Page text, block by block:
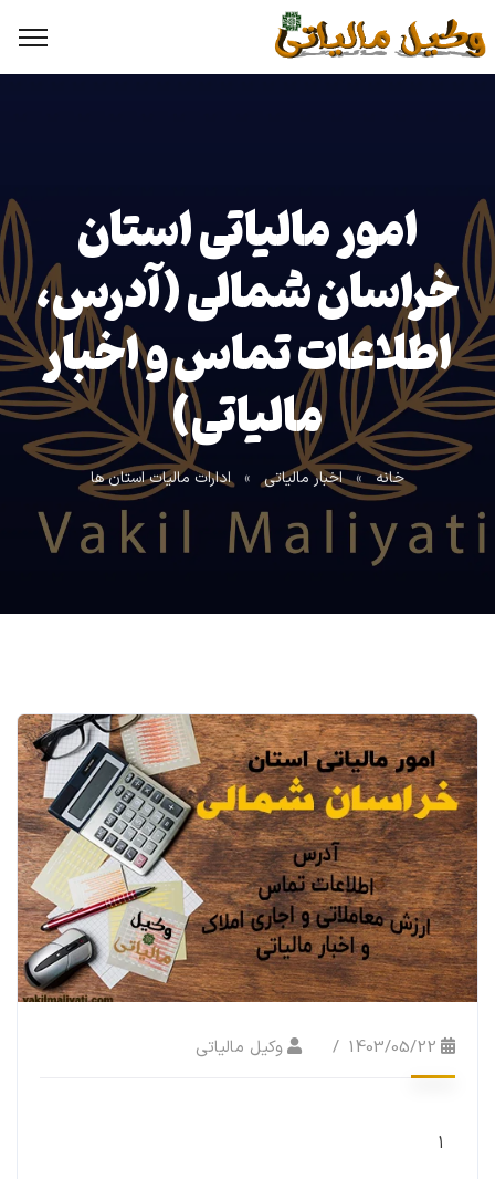
امور مالیاتی استان
خراسان شمالی (آدرس،
اطلاعات تماس و اخبار
مالیاتی)
خانه » اخبار مالیاتی » ادارات مالیات استان ها
1403/05/22 وکیل مالیاتی
۱